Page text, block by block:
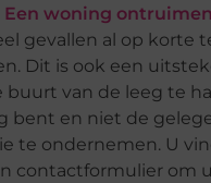
Een woning ontruimen
gevallen al op korte
Dit is ook een
buurt van de leeg te
bent en niet de
te ondernemen. U
contactformulier om